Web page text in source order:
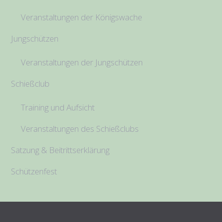
Veranstaltungen der Königswache
Jungschützen
Veranstaltungen der Jungschützen
Schießclub
Training und Aufsicht
Veranstaltungen des Schießclubs
Satzung & Beitrittserklärung
Schützenfest